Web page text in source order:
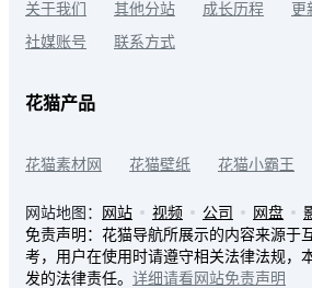
关于我们 其他分站 成长历程 更
社媒账号
联系方式
花猫产品
花猫素材网 花猫壁纸 花猫小霸王
网站地图： 网站 视频 公司 网盘
免责声明：花猫导航所展示的内容来源于
考，用户在使用时请遵守相关法律法规，
发的法律责任。 详细请看网站免责声明